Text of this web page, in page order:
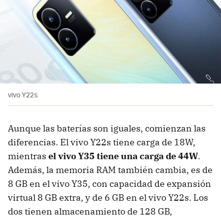
vivo Y22s
Aunque las baterías son iguales, comienzan las
diferencias. El vivo Y22s tiene carga de 18W,
mientras el vivo Y35 tiene una carga de 44W.
Además, la memoria RAM también cambia, es de
8 GB en el vivo Y35, con capacidad de expansión
virtual 8 GB extra, y de 6 GB en el vivo Y22s. Los
dos tienen almacenamiento de 128 GB,